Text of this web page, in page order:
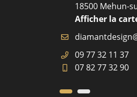
18500 Mehun-
Afficher la
09 77 32 11 37
07 82 77 32 90